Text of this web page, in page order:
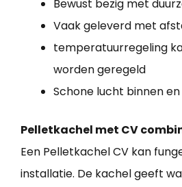
Bewust bezig met
Vaak geleverd met
temperatuurregeling
worden geregeld
Schone lucht binnen
Pelletkachel met CV
Een Pelletkachel CV kan
installatie. De kachel geeft